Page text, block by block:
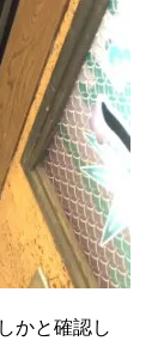
かと確認し